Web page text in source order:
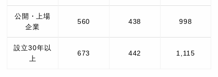
公開・上場
企業
560 438 998
設立30年以
上
673 442 1,115